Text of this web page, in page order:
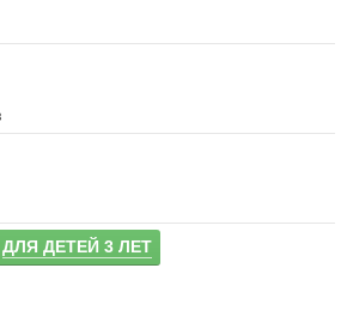
ДЛЯ ДЕТЕЙ 3 ЛЕТ